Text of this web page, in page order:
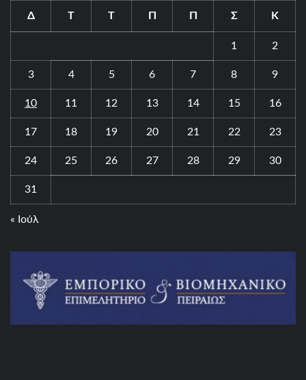
Δ Τ Τ Π Π Σ Κ
1 2
3 4 5 6 7 8 9
10 11 12 13 14 15 16
17 18 19 20 21 22 23
24 25 26 27 28 29 30
31
« Ιούλ